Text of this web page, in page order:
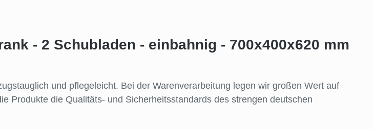
- 2 Schubladen - einbahnig - 700x400x620 mm
und pflegeleicht. Bei der Warenverarbeitung legen wir großen Wert auf
Produkte die Qualitäts- und Sicherheitsstandards des strengen deutschen